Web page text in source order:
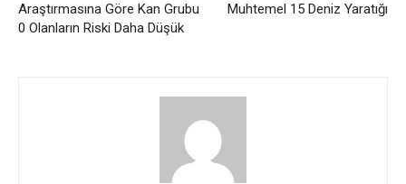
Araştırmasına Göre Kan Grubu
0 Olanların Riski Daha Düşük
Muhtemel 15 Deniz Yaratığı